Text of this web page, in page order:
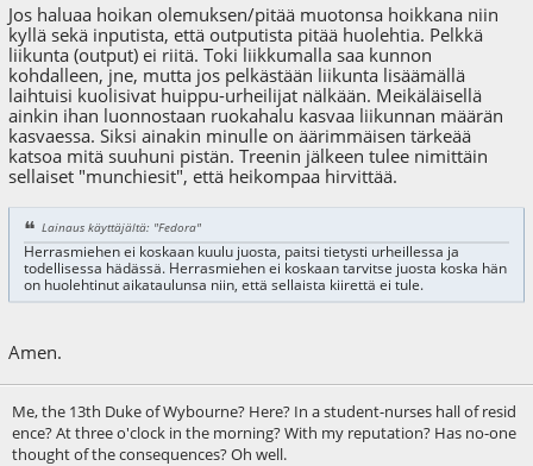
Jos haluaa hoikan olemuksen/pitää muotonsa hoikkana niin
kyllä sekä inputista, että outputista pitää huolehtia. Pelkkä
liikunta (output) ei riitä. Toki liikkumalla saa kunnon
kohdalleen, jne, mutta jos pelkästään liikunta lisäämällä
laihtuisi kuolisivat huippu-urheilijat nälkään. Meikäläisellä
ainkin ihan luonnostaan ruokahalu kasvaa liikunnan määrän
kasvaessa. Siksi ainakin minulle on äärimmäisen tärkeää
katsoa mitä suuhuni pistän. Treenin jälkeen tulee nimittäin
sellaiset "munchiesit", että heikompaa hirvittää.
Lainaus käyttäjältä: "Fedora"
Herrasmiehen ei koskaan kuulu juosta, paitsi tietysti urheillessa ja
todellisessa hädässä. Herrasmiehen ei koskaan tarvitse juosta koska hän
on huolehtinut aikataulunsa niin, että sellaista kiirettä ei tule.
Amen.
Me, the 13th Duke of Wybourne? Here? In a student-nurses hall of resid
ence? At three o'clock in the morning? With my reputation? Has no-one
thought of the consequences? Oh well.